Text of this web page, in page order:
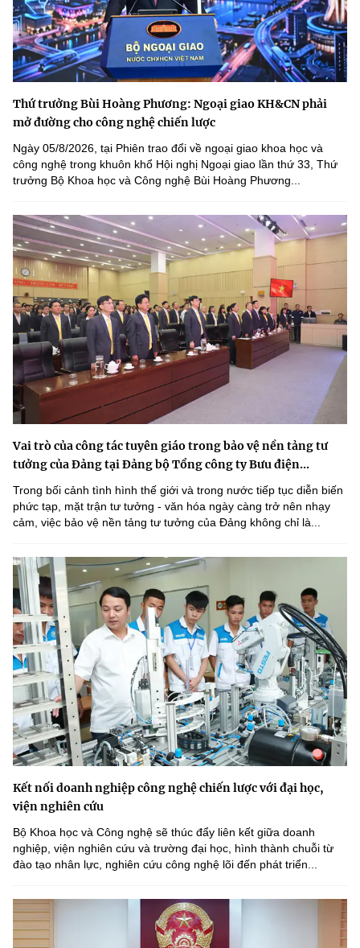
Thứ trưởng Bùi Hoàng Phương: Ngoại giao KH&CN phải
mở đường cho công nghệ chiến lược
Ngày 05/8/2026, tại Phiên trao đổi về ngoại giao khoa học và
công nghệ trong khuôn khổ Hội nghị Ngoại giao lần thứ 33, Thứ
trưởng Bộ Khoa học và Công nghệ Bùi Hoàng Phương...
Vai trò của công tác tuyên giáo trong bảo vệ nền tảng tư
tưởng của Đảng tại Đảng bộ Tổng công ty Bưu điện...
Trong bối cảnh tình hình thế giới và trong nước tiếp tục diễn biến
phức tạp, mặt trận tư tưởng - văn hóa ngày càng trở nên nhạy
cảm, việc bảo vệ nền tảng tư tưởng của Đảng không chỉ là...
Kết nối doanh nghiệp công nghệ chiến lược với đại học,
viện nghiên cứu
Bộ Khoa học và Công nghệ sẽ thúc đẩy liên kết giữa doanh
nghiệp, viện nghiên cứu và trường đại học, hình thành chuỗi từ
đào tạo nhân lực, nghiên cứu công nghệ lõi đến phát triển...